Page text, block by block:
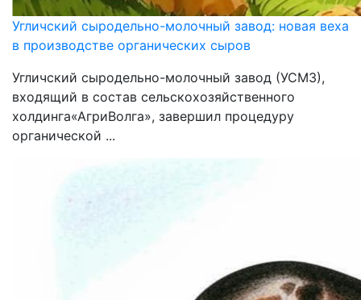
Угличский сыродельно-молочный завод: новая веха
в производстве органических сыров
Угличский сыродельно-молочный завод (УСМЗ),
входящий в состав сельскохозяйственного
холдинга«АгриВолга», завершил процедуру
органической ...